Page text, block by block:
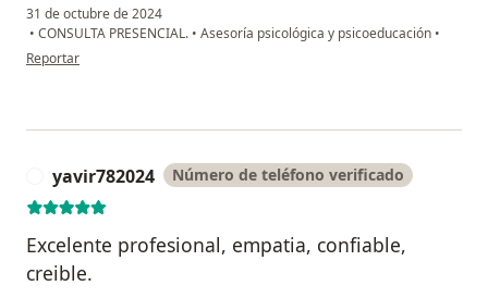
31 de octubre de 2024
• CONSULTA PRESENCIAL. • Asesoría psicológica y psicoeducación •
en opinión del usuario Catalina Bravo
Reportar
yavir782024 Número de teléfono verificado
Excelente profesional, empatia, confiable,
creible.